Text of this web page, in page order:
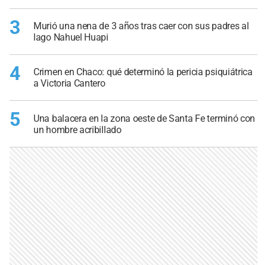
3
Murió una nena de 3 años tras caer con sus padres al
lago Nahuel Huapi
4
Crimen en Chaco: qué determinó la pericia psiquiátrica
a Victoria Cantero
5
Una balacera en la zona oeste de Santa Fe terminó con
un hombre acribillado